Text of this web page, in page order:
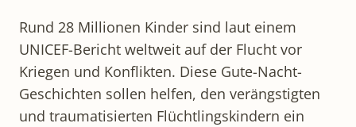
Rund 28 Millionen Kinder sind laut einem
UNICEF-Bericht weltweit auf der Flucht vor
Kriegen und Konflikten. Diese Gute-Nacht-
Geschichten sollen helfen, den verängstigten
und traumatisierten Flüchtlingskindern ein